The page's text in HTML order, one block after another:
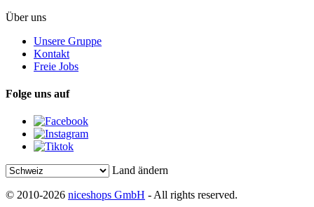
Über uns
Unsere Gruppe
Kontakt
Freie Jobs
Folge uns auf
Land ändern
© 2010-2026 niceshops GmbH - All rights reserved.